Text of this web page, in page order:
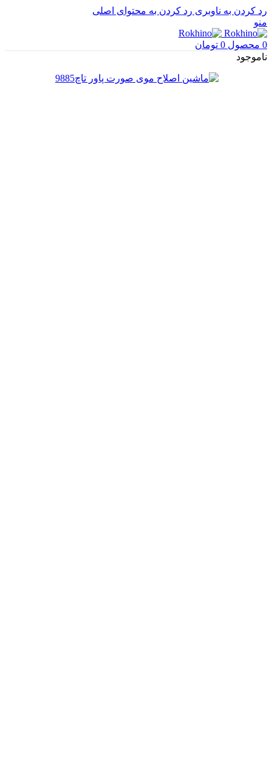
رد کردن به ناوبری رد کردن به محتوای اصلی
منو
0 محصول 0 تومان
ناموجود